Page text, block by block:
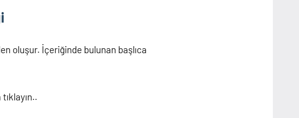
oluşur. İçeriğinde bulunan başlıca